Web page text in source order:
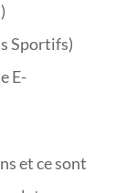
Sportifs)
E-
et ce sont